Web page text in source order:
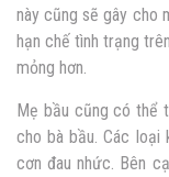
này cũng sẽ gây cho
hạn chế tình trạng
mỏng hơn.
Mẹ bầu cũng có thể
cho bà bầu. Các loại
cơn đau nhức. Bên